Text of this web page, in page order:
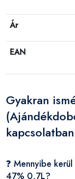
Ár
EAN
Gyakran
kapcsolatban
❓ Mennyibe
47% 0,7L?